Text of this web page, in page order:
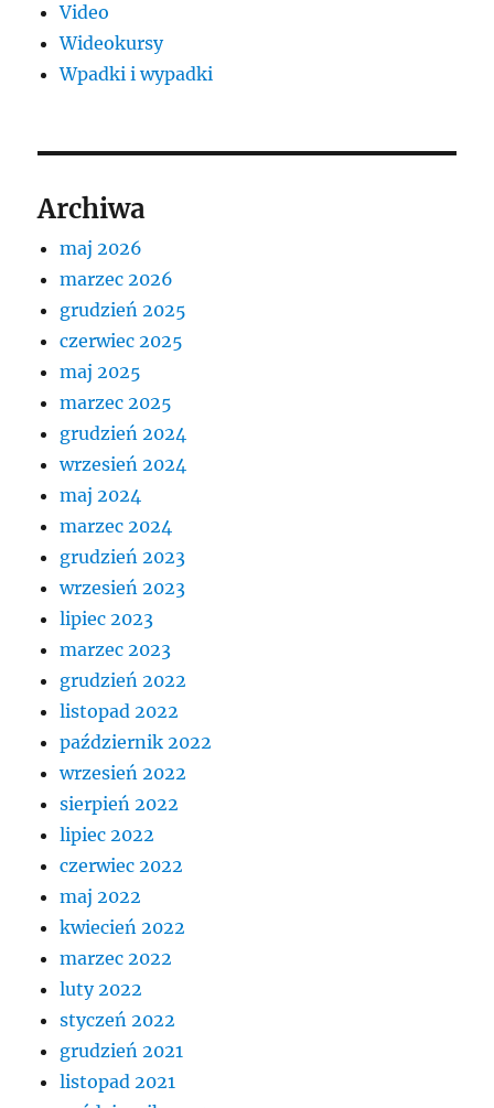
Video
Wideokursy
Wpadki i wypadki
Archiwa
maj 2026
marzec 2026
grudzień 2025
czerwiec 2025
maj 2025
marzec 2025
grudzień 2024
wrzesień 2024
maj 2024
marzec 2024
grudzień 2023
wrzesień 2023
lipiec 2023
marzec 2023
grudzień 2022
listopad 2022
październik 2022
wrzesień 2022
sierpień 2022
lipiec 2022
czerwiec 2022
maj 2022
kwiecień 2022
marzec 2022
luty 2022
styczeń 2022
grudzień 2021
listopad 2021